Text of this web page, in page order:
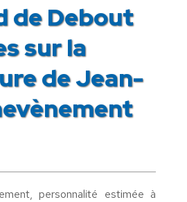
de Debout
sur la
de Jean-
personnalité estimée à